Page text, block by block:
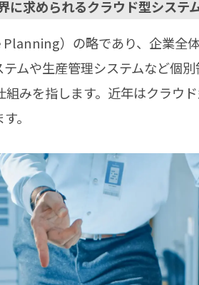
に求められるクラウド型システ
）の略であり、企業全
ムや生産管理システムなど個
みを指します。近年はクラウ
。